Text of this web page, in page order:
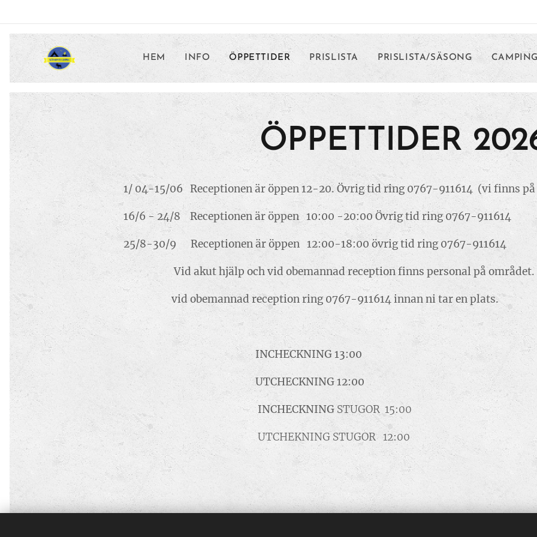
HEM INFO ÖPPETTIDER PRISLISTA PRISLISTA/SÄSONG
ÖPPETTIDER
1/ 04-15/06 Receptionen är öppen 12-20. Övrig tid ring 0767-911614 (vi finns
16/6 - 24/8 Receptionen är öppen 10:00 -20:00 Övrig tid ring 0767-911614
25/8-30/9 Receptionen är öppen 12:00-18:00 övrig tid ring 0767-911614
Vid akut hjälp och vid obemannad reception finns personal på
vid obemannad reception ring 0767-911614 innan ni tar en plats.
INCHECKNING 13:00
UTCHECKNING 12:00
INCHECKNINGSTUGOR 15:00
UTCHEKNING STUGOR 12:00